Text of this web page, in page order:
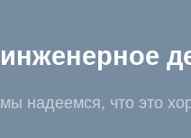
инженерное
мы надеемся, что это